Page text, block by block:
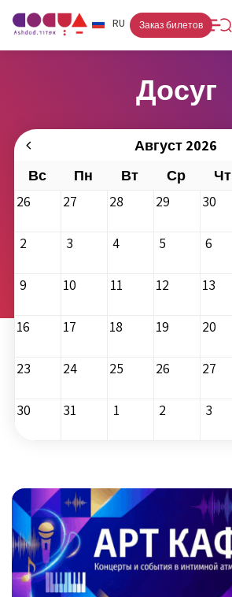
RU
HE
Заказ билетов
Досуг
Август 2026
Вс
Пн Вт Ср Чт
26
27 28 29 30
2 3 4 5 6
9 10 11 12 13
16 17 18 19 20
23 24 25 26 27
30 31 1 2 3